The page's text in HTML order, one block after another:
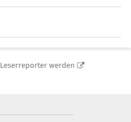
Leserreporter werden